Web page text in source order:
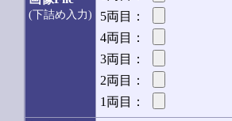
(下詰め入力)
5両目：
4両目：
3両目：
2両目：
1両目：